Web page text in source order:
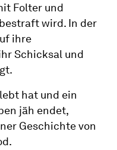
Folter und
wird. In der
ihre
Schicksal und
hat und ein
jäh endet,
Geschichte von